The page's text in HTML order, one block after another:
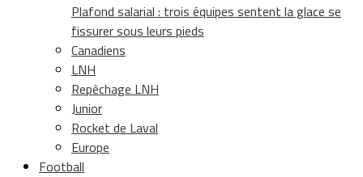
Plafond salarial : trois équipes sentent la glace se
fissurer sous leurs pieds
Canadiens
LNH
Repêchage LNH
Junior
Rocket de Laval
Europe
Football